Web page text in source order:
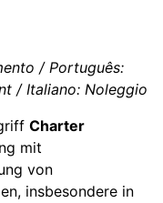
/ Português:
/ Italiano: Noleggio
Charter
mit
von
insbesondere in